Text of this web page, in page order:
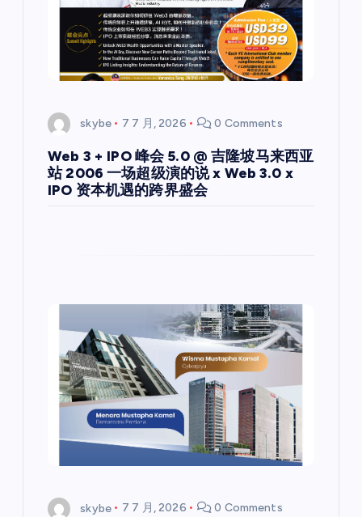
skybe 7 7 月, 2026 0 Comments
Web 3 + IPO 峰会 5.0 @ 吉隆坡马来西亚
站 2006 一场超级演的说 x Web 3.0 x
IPO 资本机遇的跨界盛会
skybe 7 7 月, 2026 0 Comments